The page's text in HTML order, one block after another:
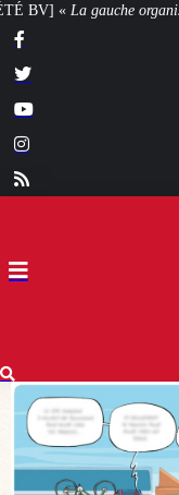
droit» [VOTRE AVIS]